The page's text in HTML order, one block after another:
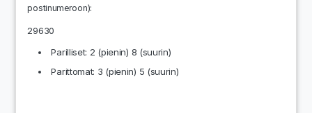
postinumeroon):
29630
Parilliset: 2 (pienin) 8 (suurin)
Parittomat: 3 (pienin) 5 (suurin)